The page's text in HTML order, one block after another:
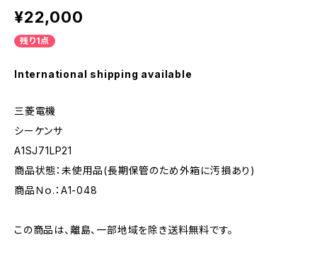
¥22,000
残り1点
International shipping available
三菱電機
シーケンサ
A1SJ71LP21
商品状態：未使用品(長期保管のため外箱に汚損あり)
商品Ｎｏ.：A1-048
この商品は、離島、一部地域を除き送料無料です。